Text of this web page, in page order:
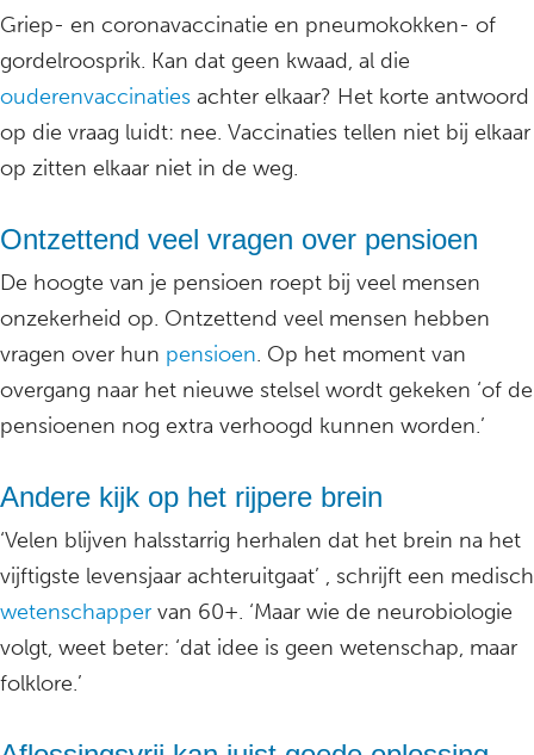
Griep- en coronavaccinatie en pneumokokken- of
gordelroosprik. Kan dat geen kwaad, al die
ouderenvaccinaties achter elkaar? Het korte antwoord
op die vraag luidt: nee. Vaccinaties tellen niet bij elkaar
op zitten elkaar niet in de weg.
Ontzettend veel vragen over pensioen
De hoogte van je pensioen roept bij veel mensen
onzekerheid op. Ontzettend veel mensen hebben
vragen over hun pensioen. Op het moment van
overgang naar het nieuwe stelsel wordt gekeken ‘of de
pensioenen nog extra verhoogd kunnen worden.’
Andere kijk op het rijpere brein
‘Velen blijven halsstarrig herhalen dat het brein na het
vijftigste levensjaar achteruitgaat’ , schrijft een medisch
wetenschapper van 60+. ‘Maar wie de neurobiologie
volgt, weet beter: ‘dat idee is geen wetenschap, maar
folklore.’